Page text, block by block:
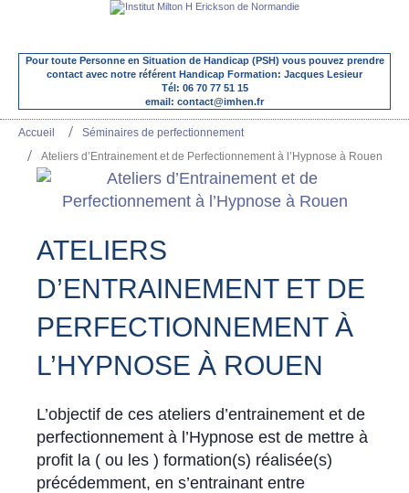
Pour toute Personne en Situation de Handicap (PSH) vous pouvez prendre
contact avec notre référent Handicap Formation: Jacques Lesieur
Tél: 06 70 77 51 15
email: contact@imhen.fr
Accueil
Séminaires de perfectionnement
Ateliers d’Entrainement et de Perfectionnement à l’Hypnose à Rouen
ATELIERS
D’ENTRAINEMENT ET DE
PERFECTIONNEMENT À
L’HYPNOSE À ROUEN
L’objectif de ces ateliers d’entrainement et de
perfectionnement à l’Hypnose est de mettre à
profit la ( ou les ) formation(s) réalisée(s)
précédemment, en s’entrainant entre